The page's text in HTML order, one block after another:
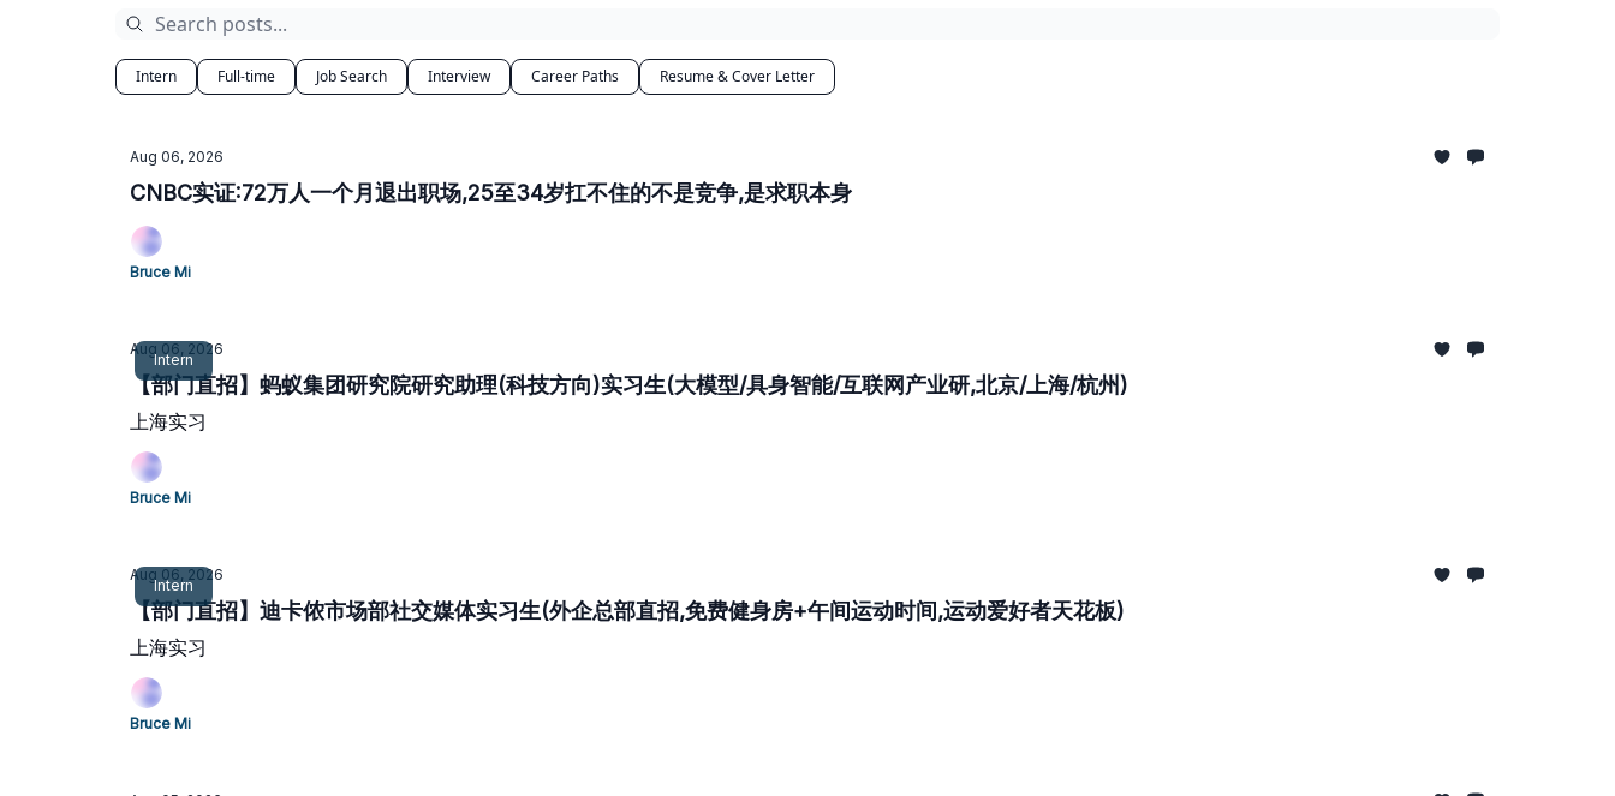
Intern Full-time Job Search Interview Career Paths Resume & Cover Letter
Aug 06, 2026
CNBC实证:72万人一个月退出职场,25至34岁扛不住的不是竞争,是求职本身
Bruce Mi
Intern
Aug 06, 2026
【部门直招】蚂蚁集团研究院研究助理(科技方向)实习生(大模型/具身智能/互联网产业研,北京/上海/杭州)
上海实习
Bruce Mi
Intern
Aug 06, 2026
【部门直招】迪卡侬市场部社交媒体实习生(外企总部直招,免费健身房+午间运动时间,运动爱好者天花板)
上海实习
Bruce Mi